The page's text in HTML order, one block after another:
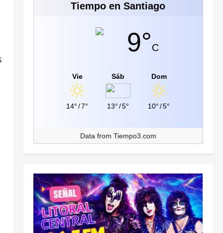
Tiempo en Santiago
9°C
Vie
14° /7°
Sáb
13° /5°
Dom
10° /5°
Data from Tiempo3.com